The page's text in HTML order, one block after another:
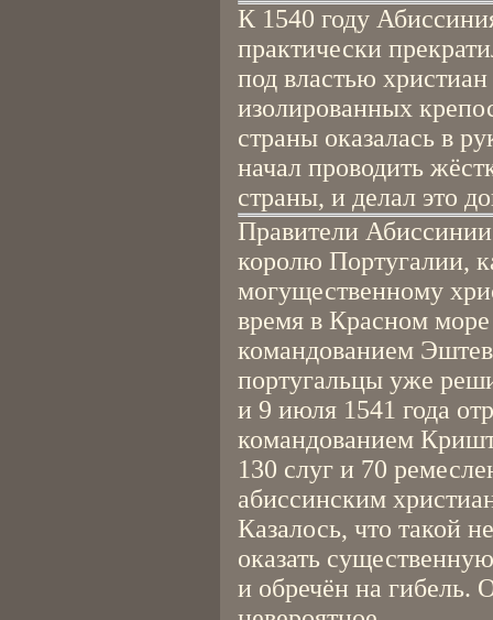
К 1540 году
практически
под властью
изолированных
страны оказалась в
начал проводить
страны, и делал это
Правители
королю Португалии,
могущественному
время в Красном
командованием
португальцы уже
и 9 июля 1541 года
командованием
130 слуг и 70
абиссинским
Казалось, что такой
оказать
и обречён на гибель.